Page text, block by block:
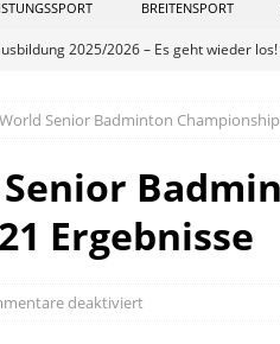
BREITENSPORT
2025/2026 – Es geht wieder los!
hat seine Seite aktualisiert
2024/2025 – Finale! 💪🏸
Senior Badminton
Senior
Ergebnisse
deaktiviert